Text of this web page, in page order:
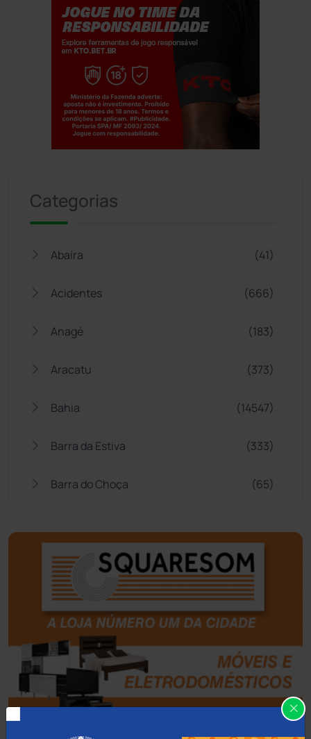
Categorias
Abaíra (41)
Acidentes (666)
Anagé (183)
Aracatu (373)
Bahia (14547)
Barra da Estiva (333)
Barra do Choça (65)
Bom Jesus da Lapa (510)
Boquira (152)
Botuporã
Brasil (7681)